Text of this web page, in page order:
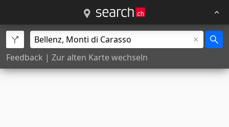
Feedback | Zur alten Karte wechseln